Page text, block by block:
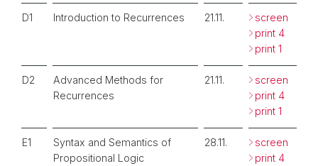
D1 Introduction to Recurrences 21.11.
screen
print 4
print 1
D2
Advanced Methods for
Recurrences
21.11.
screen
print 4
print 1
E1
Syntax and Semantics of
Propositional Logic
28.11.
screen
print 4